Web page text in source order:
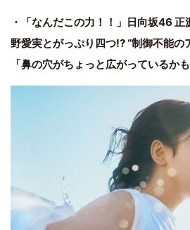
・「なんだこの力！！」日向坂46
野愛実とがっぷり四つ!? “制御不能の
「鼻の穴がちょっと広がっているかも